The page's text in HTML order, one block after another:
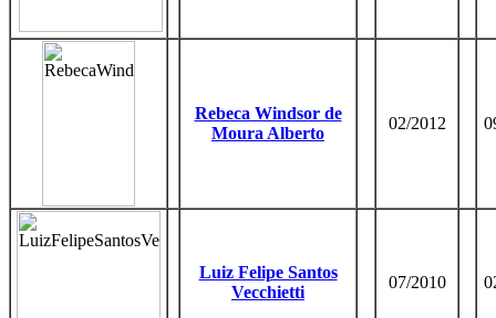
Rebeca Windsor de
Moura Alberto
02/2012
Luiz Felipe Santos
Vecchietti
07/2010